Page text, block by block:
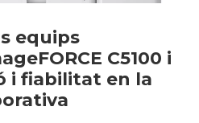
equips
C5100 i
i fiabilitat en la